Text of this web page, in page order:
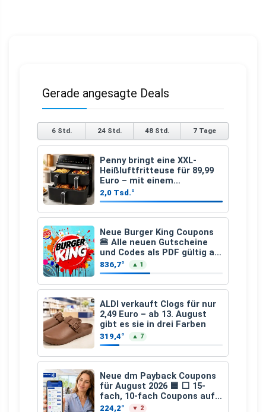
Gerade angesagte Deals
6 Std. 24 Std. 48 Std. 7 Tage
Penny bringt eine XXL-
Heißluftfritteuse für 89,99
Euro – mit einem
besonderen Vorteil
2,0 Tsd.°
Neue Burger King Coupons
🍔 Alle neuen Gutscheine
und Codes als PDF gültig ab
25.07.2026 bis 04.09.2026
836,7° ▲ 1
ALDI verkauft Clogs für nur
2,49 Euro – ab 13. August
gibt es sie in drei Farben
319,4° ▲ 7
Neue dm Payback Coupons
für August 2026 🟦 ⬜ 15-
fach, 10-fach Coupons auf
den gesamten Einkauf ab 2
224,2° ▼ 2